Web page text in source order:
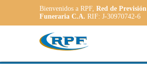
Bienvenidos a RPF, Red de Previsión
Funeraria C.A. RIF: J-30970742-6